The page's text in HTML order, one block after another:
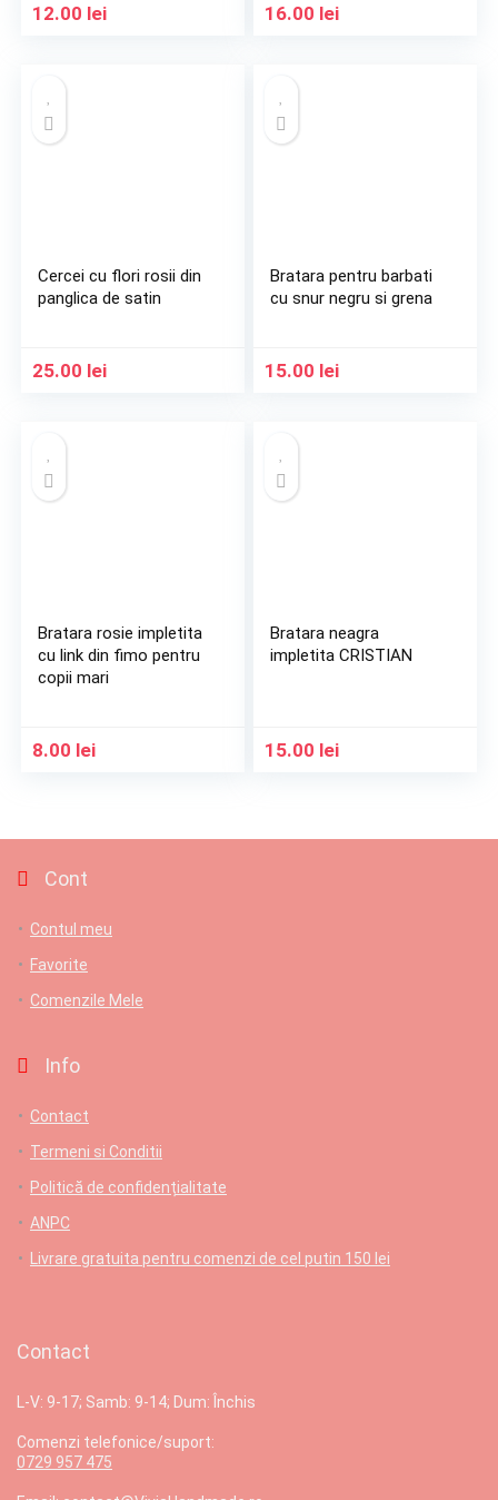
12.00 lei 16.00 lei
Cercei cu flori rosii din
panglica de satin
25.00 lei
Bratara pentru barbati
cu snur negru si grena
15.00 lei
Bratara rosie impletita
cu link din fimo pentru
copii mari
8.00 lei
Bratara neagra
impletita CRISTIAN
15.00 lei
Cont
Contul meu
Favorite
Comenzile Mele
Info
Contact
Termeni si Conditii
Politică de confidențialitate
ANPC
Livrare gratuita pentru comenzi de cel putin 150 lei
Contact
L-V: 9-17; Samb: 9-14; Dum: Închis
Comenzi telefonice/suport:
0729 957 475